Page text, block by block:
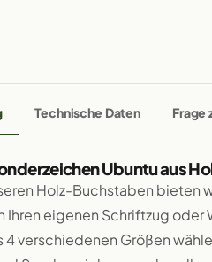
Technische Daten Frage
Ubuntu aus
Holz-Buchstaben bieten
Ihren eigenen Schriftzug oder
4 verschiedenen Größen